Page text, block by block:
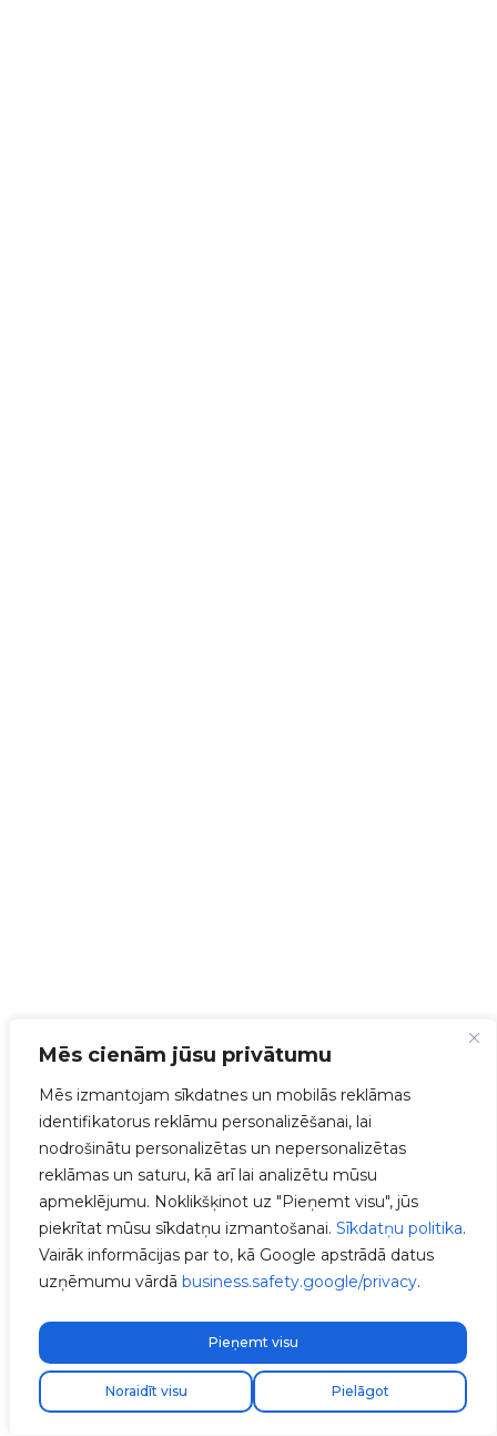
Mēs cienām jūsu privātumu
Mēs izmantojam sīkdatnes un mobilās reklāmas
identifikatorus reklāmu personalizēšanai, lai
nodrošinātu personalizētas un nepersonalizētas
reklāmas un saturu, kā arī lai analizētu mūsu
apmeklējumu. Noklikšķinot uz "Pieņemt visu", jūs
piekrītat mūsu sīkdatņu izmantošanai. Sīkdatņu politika.
Vairāk informācijas par to, kā Google apstrādā datus
uzņēmumu vārdā business.safety.google/privacy.
Pielāgot
Noraidīt visu
Pieņemt visu
Envio express gratuito!
Kostenloser Expressversand!
Atrodi savu uzstādītāju